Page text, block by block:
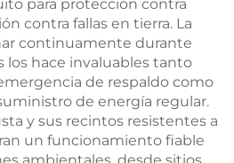
para protección contra
contra fallas en tierra. La
continuamente durante
los hace invaluables tanto
de respaldo como
de energía regular.
y sus recintos resistentes a
un funcionamiento fiable